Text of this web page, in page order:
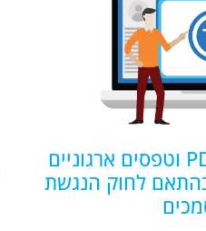
הנגשת מסמכי PDF וטפסים ארגוניים
לחוק הנגשת